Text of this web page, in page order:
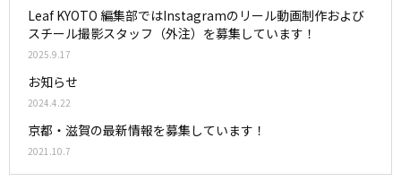
Leaf KYOTO 編集部ではInstagramのリール動画制作および
スチール撮影スタッフ（外注）を募集しています！
2025.9.17
お知らせ
2024.4.22
京都・滋賀の最新情報を募集しています！
2021.10.7